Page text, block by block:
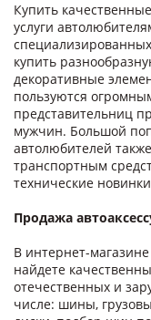
Купить
услуги
купить
декоративные
пользуются
представительниц
мужчин. Большой
автолюбителей
транспортным
технические
Продажа
В интернет-
найдете
отечественных и
числе: шины,